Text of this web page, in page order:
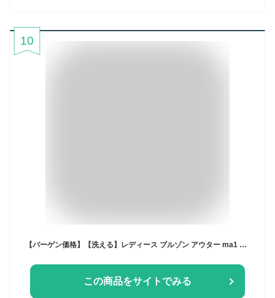
10
【バーゲン価格】【洗える】レディース ブルゾン アウター ma1 ジャケット 上着 ジャンパー 長袖 カジュアル きれいめ 上品 おしゃれ 大人カジュアル かわいい かっこいい シンプル ベーシック 軽い ミセス 通勤 体型カバー ゆったり 即日発送 プレゼント ギフト
この商品をサイトでみる